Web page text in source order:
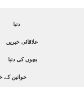
دنیا
علاقائی خبریں
بچوں کی دنیا
خواتین کے